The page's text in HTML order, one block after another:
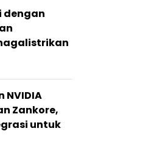
dengan
NVIDIA
Zankore,
untuk